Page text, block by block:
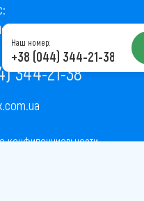
22/7, оф. 41
344-21-38
конфиденциальности
Наш номер:
+38 (044) 344-21-38